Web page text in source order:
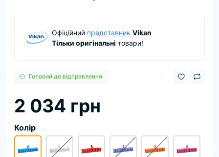
Офіційний представник Vikan
Тільки оригінальні товари!
Готовий до відправлення
2 034 грн
Колір